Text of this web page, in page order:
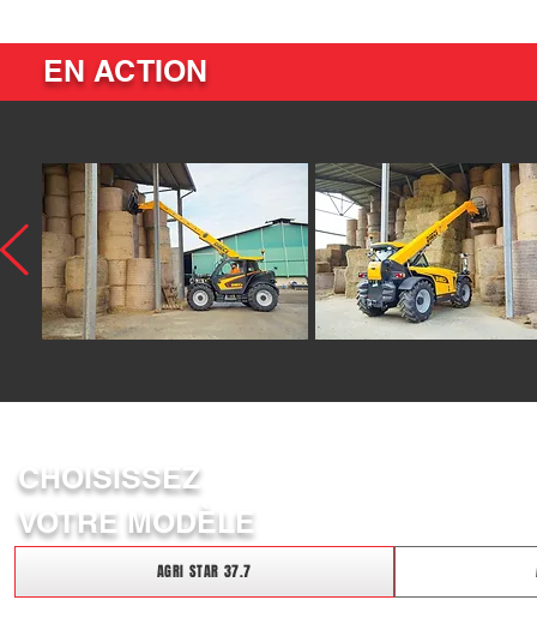
EN ACTION
CHOISISSEZ
VOTRE MODÈLE
AGRI STAR 37.7